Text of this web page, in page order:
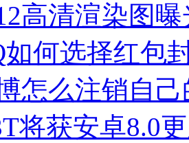
高清渲染图
如何选择红包
怎么注销自
将获安卓8.0